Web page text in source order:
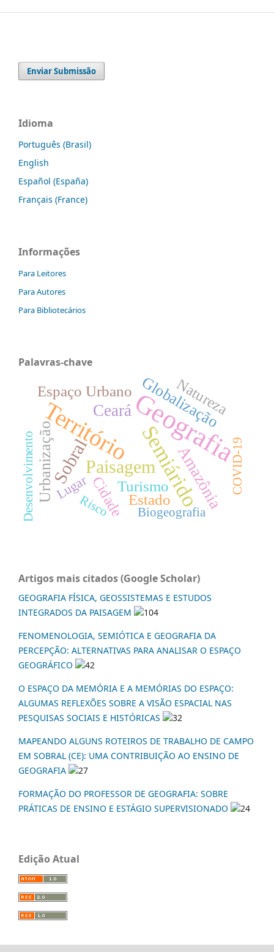
Enviar Submissão
Idioma
Português (Brasil)
English
Español (España)
Français (France)
Informações
Para Leitores
Para Autores
Para Bibliotecários
Palavras-chave
Geografia
TerritórioSemiárido
SobralPaisagem
Ceará
Amazônia
Globalização
Urbanização
Espaço Urbano
Turismo
Cidade
Natureza
Estado
Lugar
Risco Biogeografia
Desenvolvimento COVID-19
Artigos mais citados (Google Scholar)
GEOGRAFIA FÍSICA, GEOSSISTEMAS E ESTUDOS
INTEGRADOS DA PAISAGEM
104
FENOMENOLOGIA, SEMIÓTICA E GEOGRAFIA DA
PERCEPÇÃO: ALTERNATIVAS PARA ANALISAR O ESPAÇO
GEOGRÁFICO
42
O ESPAÇO DA MEMÓRIA E A MEMÓRIAS DO ESPAÇO:
ALGUMAS REFLEXÕES SOBRE A VISÃO ESPACIAL NAS
PESQUISAS SOCIAIS E HISTÓRICAS
32
MAPEANDO ALGUNS ROTEIROS DE TRABALHO DE CAMPO
EM SOBRAL (CE): UMA CONTRIBUIÇÃO AO ENSINO DE
GEOGRAFIA
27
FORMAÇÃO DO PROFESSOR DE GEOGRAFIA: SOBRE
PRÁTICAS DE ENSINO E ESTÁGIO SUPERVISIONADO
24
Edição Atual